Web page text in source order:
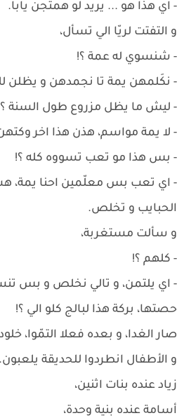
- اي هذا هو ... يريد لو همتجن يابا.
و التفتت لريّا الي تسأل،
- شنسوي له عمة ؟!
- نكَلمهن يمة تا نجمدهن و يظلن
- ليش ما يظل مزروع طول السنة
- لا يمة مواسم، هذن هذا اخر
- بس هذا مو تعب تسووه كله ؟!
- اي تعب بس معلّمين احنا يمة،
الحبايب و تخلص.
و سألت مستغربة،
- كلهم ؟!
- اي يلتمن، و تالي نخلص و بس
حصتها، بركة هذا لبالج كلو الي ؟!
صار الغدا، و بعده فعلا التمّوا،
و الأطفال انطردوا للحديقة يلعبون.
زياد عنده بنات اثنين،
أسامة عنده بنية وحدة،